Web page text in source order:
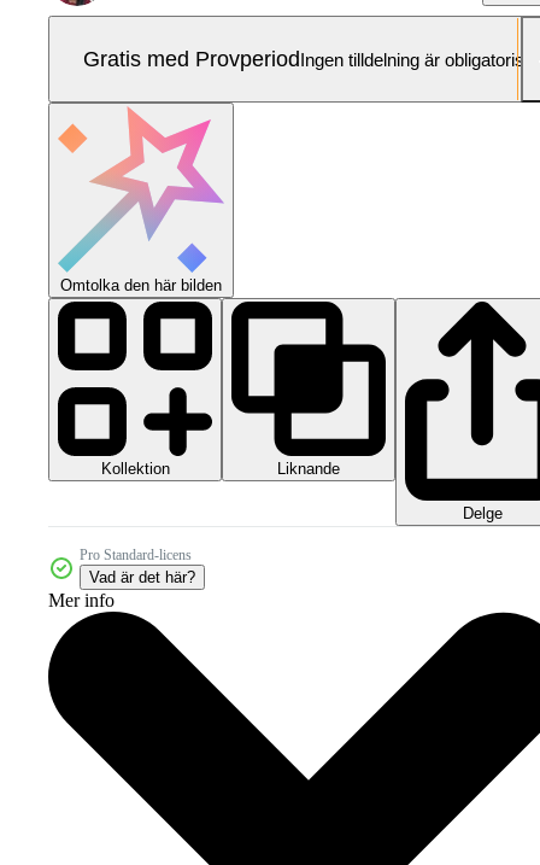
Gratis med ProvperiodIngen tilldelning är obligatorisk
Omtolka den här bilden
Kollektion Liknande
Delge
Pro Standard-licens
Vad är det här?
Mer info